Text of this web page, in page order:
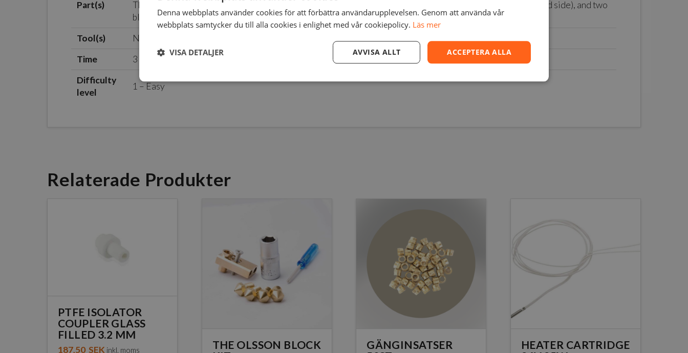
Part(s)
This pack contains two Bowden tubes, with four tube coupling collets, two white clamp clips (for the print head side), and two
black clamp clips (for the feeder side).
Tool(s)
None required
Time
3 – 5 minutes
Difficulty
level
1 – Easy
Relaterade Produkter
PTFE ISOLATOR
COUPLER GLASS
FILLED 3.2 MM
187,50 SEK inkl. moms
THE OLSSON BLOCK
GÄNGINSATSER
HEATER CARTRIDGE
Denna webbplats använder cookies för att förbättra användarupplevelsen. Genom att använda vår
webbplats samtycker du till alla cookies i enlighet med vår cookiepolicy. Läs mer
ACCEPTERA ALLA
AVVISA ALLT
VISA DETALJER